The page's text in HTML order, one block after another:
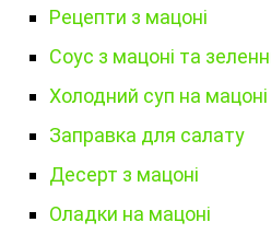
Рецепти з мацоні
Соус з мацоні та
Холодний суп на мацоні
Заправка для салату
Десерт з мацоні
Оладки на мацоні